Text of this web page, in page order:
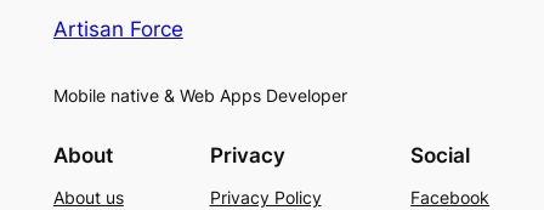
Artisan Force
Mobile native & Web Apps Developer
About
About us
Privacy
Privacy Policy
Social
Facebook